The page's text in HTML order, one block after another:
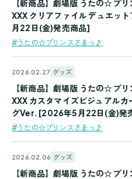
#うたの☆プリンスさまっ♪
【新商品】劇場版 うたの☆プ
XXX クリアファイル デュエッ
月22日(金)発売商品]
2026.02.27 グッズ
#うたの☆プリンスさまっ♪
【新商品】劇場版 うたの☆プ
XXX カスタマイズビジュアル
グVer. [2026年5月22日(金)発
2026.02.06 グッズ
【新商品】劇場版 うたの☆プ